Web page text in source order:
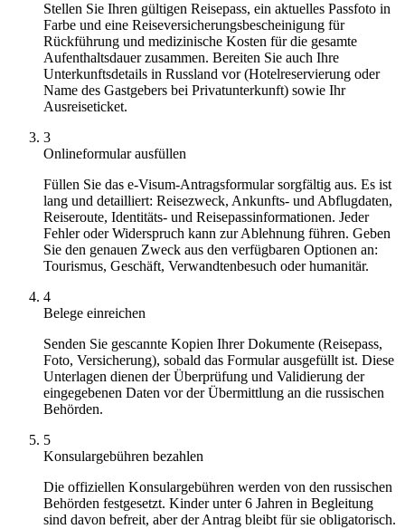
Stellen Sie Ihren gültigen Reisepass, ein aktuelles Passfoto in
Farbe und eine Reiseversicherungsbescheinigung für
Rückführung und medizinische Kosten für die gesamte
Aufenthaltsdauer zusammen. Bereiten Sie auch Ihre
Unterkunftsdetails in Russland vor (Hotelreservierung oder
Name des Gastgebers bei Privatunterkunft) sowie Ihr
Ausreiseticket.
3
Onlineformular ausfüllen
Füllen Sie das e-Visum-Antragsformular sorgfältig aus. Es ist
lang und detailliert: Reisezweck, Ankunfts- und Abflugdaten,
Reiseroute, Identitäts- und Reisepassinformationen. Jeder
Fehler oder Widerspruch kann zur Ablehnung führen. Geben
Sie den genauen Zweck aus den verfügbaren Optionen an:
Tourismus, Geschäft, Verwandtenbesuch oder humanitär.
4
Belege einreichen
Senden Sie gescannte Kopien Ihrer Dokumente (Reisepass,
Foto, Versicherung), sobald das Formular ausgefüllt ist. Diese
Unterlagen dienen der Überprüfung und Validierung der
eingegebenen Daten vor der Übermittlung an die russischen
Behörden.
5
Konsulargebühren bezahlen
Die offiziellen Konsulargebühren werden von den russischen
Behörden festgesetzt. Kinder unter 6 Jahren in Begleitung
sind davon befreit, aber der Antrag bleibt für sie obligatorisch.